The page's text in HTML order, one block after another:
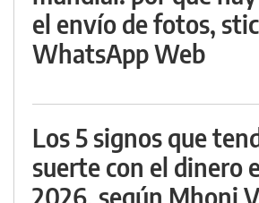
el envío de fotos,
WhatsApp Web
Los 5 signos que
suerte con el dinero
2026, según Mhoni